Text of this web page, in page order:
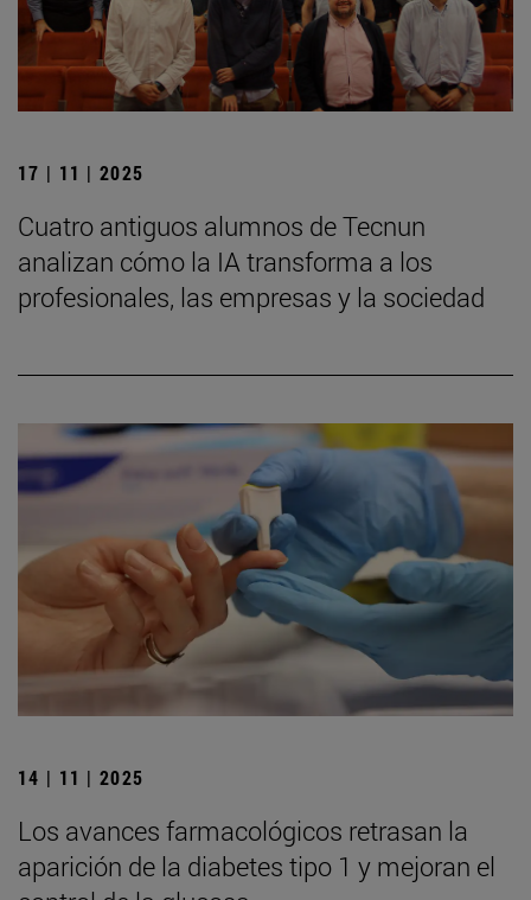
17 | 11 | 2025
Cuatro antiguos alumnos de Tecnun
analizan cómo la IA transforma a los
profesionales, las empresas y la sociedad
14 | 11 | 2025
Los avances farmacológicos retrasan la
aparición de la diabetes tipo 1 y mejoran el